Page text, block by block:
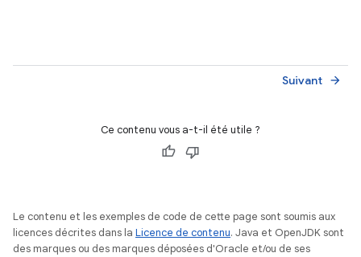
Suivant arrow_forward
Ce contenu vous a-t-il été utile ?
Le contenu et les exemples de code de cette page sont soumis aux
licences décrites dans la Licence de contenu. Java et OpenJDK sont
des marques ou des marques déposées d'Oracle et/ou de ses